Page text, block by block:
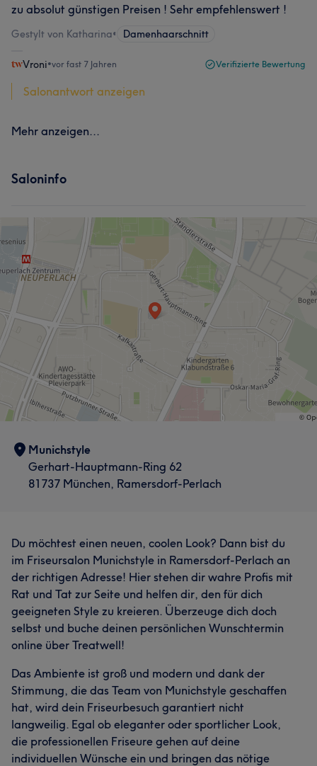
zu absolut günstigen Preisen ! Sehr empfehlenswert !
Gestylt von Katharina• Damenhaarschnitt
Vroni•vor fast 7 Jahren Verifizierte Bewertung
Salonantwort anzeigen
Mehr anzeigen...
Saloninfo
Munichstyle
Gerhart-Hauptmann-Ring 62
81737 München, Ramersdorf-Perlach
Du möchtest einen neuen, coolen Look? Dann bist du
im Friseursalon Munichstyle in Ramersdorf-Perlach an
der richtigen Adresse! Hier stehen dir wahre Profis mit
Rat und Tat zur Seite und helfen dir, den für dich
geeigneten Style zu kreieren. Überzeuge dich doch
selbst und buche deinen persönlichen Wunschtermin
online über Treatwell!
Das Ambiente ist groß und modern und dank der
Stimmung, die das Team von Munichstyle geschaffen
hat, wird dein Friseurbesuch garantiert nicht
langweilig. Egal ob eleganter oder sportlicher Look,
die professionellen Friseure gehen auf deine
individuellen Wünsche ein und bringen das nötige